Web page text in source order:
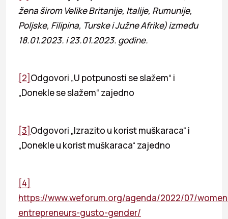
žena širom Velike Britanije, Italije, Rumunije,
Poljske, Filipina, Turske i Južne Afrike) između
18.01.2023. i 23.01.2023. godine.
[2]Odgovori „U potpunosti se slažem“ i
„Donekle se slažem“ zajedno
[3]Odgovori „Izrazito u korist muškaraca“ i
„Donekle u korist muškaraca“ zajedno
[4]
https://www.weforum.org/agenda/2022/07/
entrepreneurs-gusto-gender/